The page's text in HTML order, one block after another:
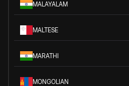
MALAYALAM
MALTESE
MARATHI
MONGOLIAN